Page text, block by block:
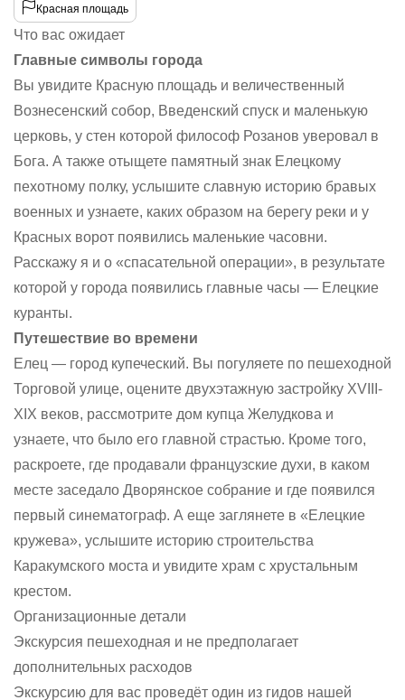
Красная площадь
Что вас ожидает
Главные символы города
Вы увидите Красную площадь и величественный
Вознесенский собор, Введенский спуск и маленькую
церковь, у стен которой философ Розанов уверовал в
Бога. А также отыщете памятный знак Елецкому
пехотному полку, услышите славную историю бравых
военных и узнаете, каких образом на берегу реки и у
Красных ворот появились маленькие часовни.
Расскажу я и о «спасательной операции», в результате
которой у города появились главные часы — Елецкие
куранты.
Путешествие во времени
Елец — город купеческий. Вы погуляете по пешеходной
Торговой улице, оцените двухэтажную застройку XVIII-
XIX веков, рассмотрите дом купца Желудкова и
узнаете, что было его главной страстью. Кроме того,
раскроете, где продавали французские духи, в каком
месте заседало Дворянское собрание и где появился
первый синематограф. А еще заглянете в «Елецкие
кружева», услышите историю строительства
Каракумского моста и увидите храм с хрустальным
крестом.
Организационные детали
Экскурсия пешеходная и не предполагает
дополнительных расходов
Экскурсию для вас проведёт один из гидов нашей